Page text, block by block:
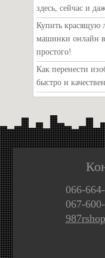
здесь, сейчас и
Купить красящую
машинки онлайн
простого!
Как перенести
быстро и
066-
067-